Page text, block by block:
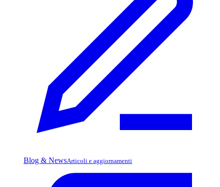
Blog & NewsArticoli e aggiornamenti